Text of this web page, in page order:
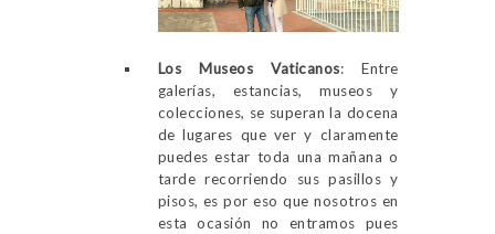
Los Museos Vaticanos: Entre
galerías, estancias, museos y
colecciones, se superan la docena
de lugares que ver y claramente
puedes estar toda una mañana o
tarde recorriendo sus pasillos y
pisos, es por eso que nosotros en
esta ocasión no entramos pues